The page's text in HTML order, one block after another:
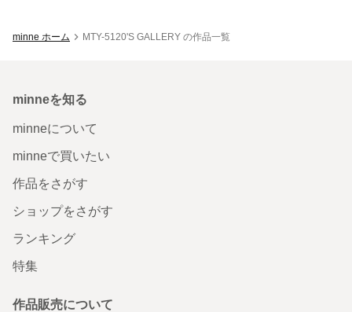
minne ホーム MTY-5120'S GALLERY の作品一覧
minneを知る
minneについて
minneで買いたい
作品をさがす
ショップをさがす
ランキング
特集
作品販売について